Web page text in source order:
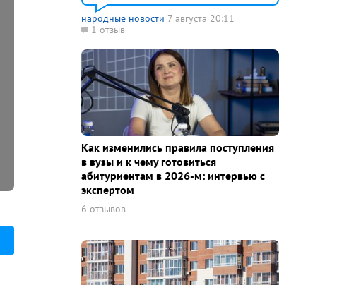
народные новости 7 августа 20:11
1 отзыв
Как изменились правила поступления
в вузы и к чему готовиться
абитуриентам в 2026-м: интервью с
экспертом
6 отзывов